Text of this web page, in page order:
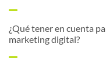
¿Qué tener en cuenta
marketing digital?